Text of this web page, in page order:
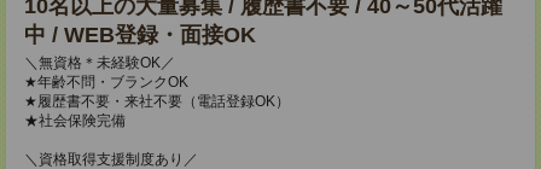
10名以上の大量募集 / 履歴書不要 / 40～50代活躍
中 / WEB登録・面接OK
＼無資格＊未経験OK／
★年齢不問・ブランクOK
★履歴書不要・来社不要（電話登録OK）
★社会保険完備
＼資格取得支援制度あり／